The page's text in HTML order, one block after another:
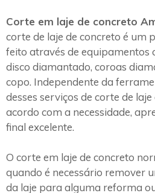
Corte em laje de concreto
corte de laje de concreto é um
feito através de equipamentos
disco diamantado, coroas
copo. Independente da
desses serviços de corte de
acordo com a necessidade,
final excelente.
O corte em laje de concreto
quando é necessário remover
da laje para alguma reforma